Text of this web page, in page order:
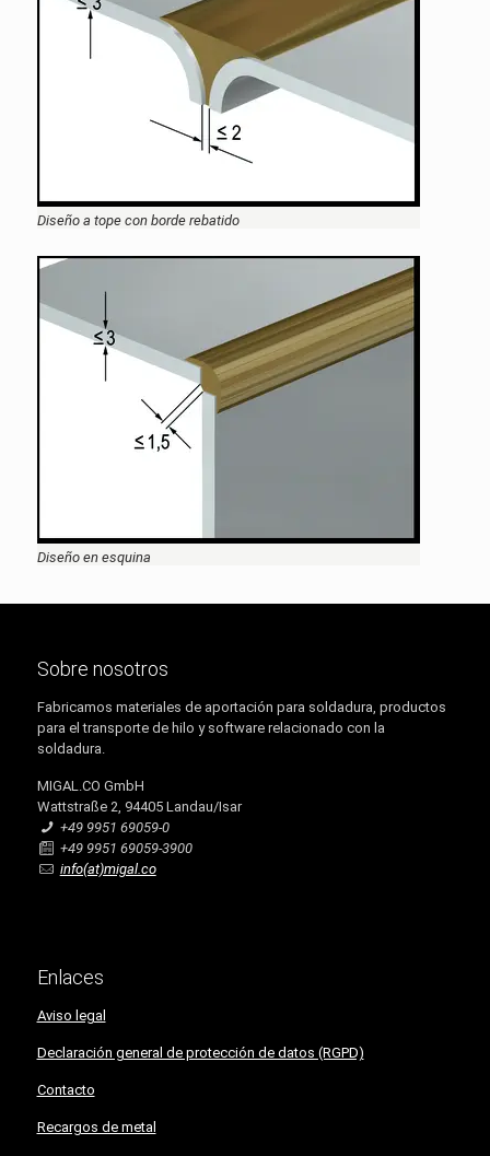
Diseño a tope con borde rebatido
Diseño en esquina
Sobre nosotros
Fabricamos materiales de aportación para soldadura, productos
para el transporte de hilo y software relacionado con la
soldadura.
MIGAL.CO GmbH
Wattstraße 2, 94405 Landau/Isar
+49 9951 69059-0
+49 9951 69059-3900
info(at)migal.co
Enlaces
Aviso legal
Declaración general de protección de datos (RGPD)
Contacto
Recargos de metal